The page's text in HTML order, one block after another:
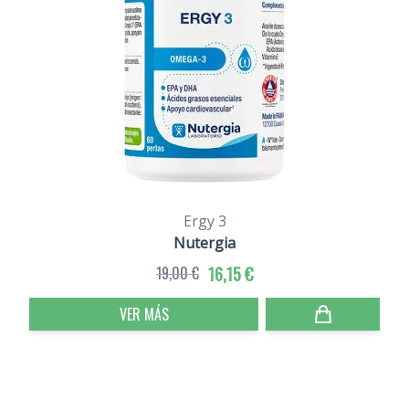
Ergy 3
Nutergia
16,15 €
19,00 €
VER MÁS